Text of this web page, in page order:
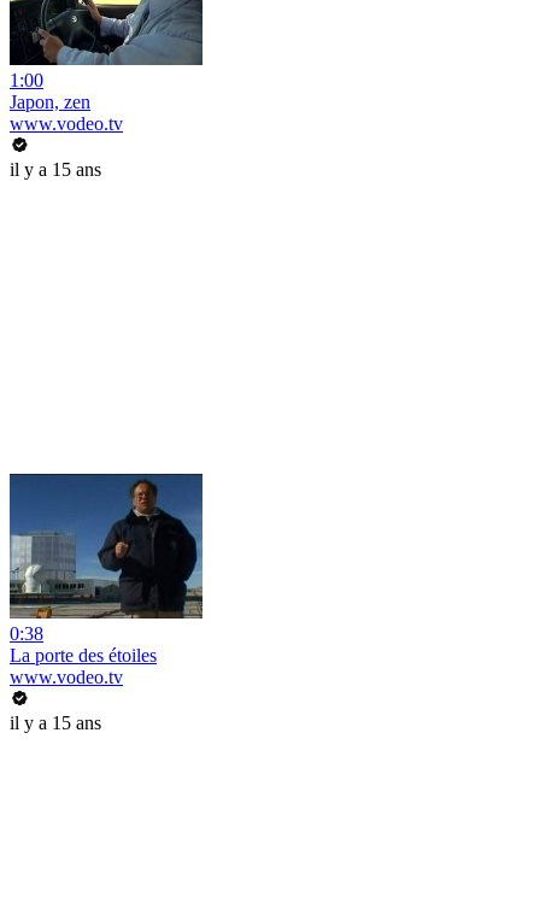
1:00
Japon, zen
www.vodeo.tv
il y a 15 ans
0:38
La porte des étoiles
www.vodeo.tv
il y a 15 ans